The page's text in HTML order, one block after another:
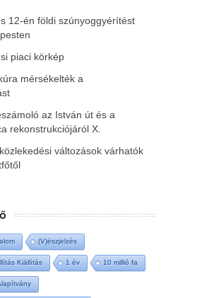
12-én földi szúnyoggyérítést
piaci körkép
mérsékelték a
az István út és a
rekonstrukciójáról X.
változások várhatók
(V)észjelzés
Kiállítás 1 év 10 millió fa